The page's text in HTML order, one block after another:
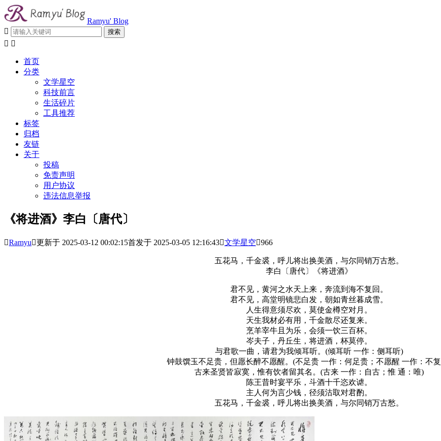
Ramyu' Blog

 
首页
分类
文学星空
科技前言
生活碎片
工具推荐
标签
归档
友链
关于
投稿
免责声明
用户协议
违法信息举报
《将进酒》李白〔唐代〕
Ramyu更新于 2025-03-12 00:02:15首发于 2025-03-05 12:16:43文学星空966
五花马，千金裘，呼儿将出换美酒，与尔同销万古愁。
李白〔唐代〕《将进酒》
君不见，黄河之水天上来，奔流到海不复回。
君不见，高堂明镜悲白发，朝如青丝暮成雪。
人生得意须尽欢，莫使金樽空对月。
天生我材必有用，千金散尽还复来。
烹羊宰牛且为乐，会须一饮三百杯。
岑夫子，丹丘生，将进酒，杯莫停。
与君歌一曲，请君为我倾耳听。(倾耳听 一作：侧耳听)
钟鼓馔玉不足贵，但愿长醉不愿醒。(不足贵 一作：何足贵；不愿醒 一作：不
古来圣贤皆寂寞，惟有饮者留其名。(古来 一作：自古；惟 通：唯)
陈王昔时宴平乐，斗酒十千恣欢谑。
主人何为言少钱，径须沽取对君酌。
五花马，千金裘，呼儿将出换美酒，与尔同销万古愁。